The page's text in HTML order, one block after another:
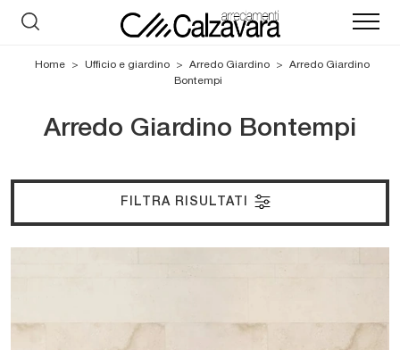
Home > Ufficio e giardino > Arredo Giardino > Arredo Giardino
Bontempi
Arredo Giardino Bontempi
FILTRA RISULTATI